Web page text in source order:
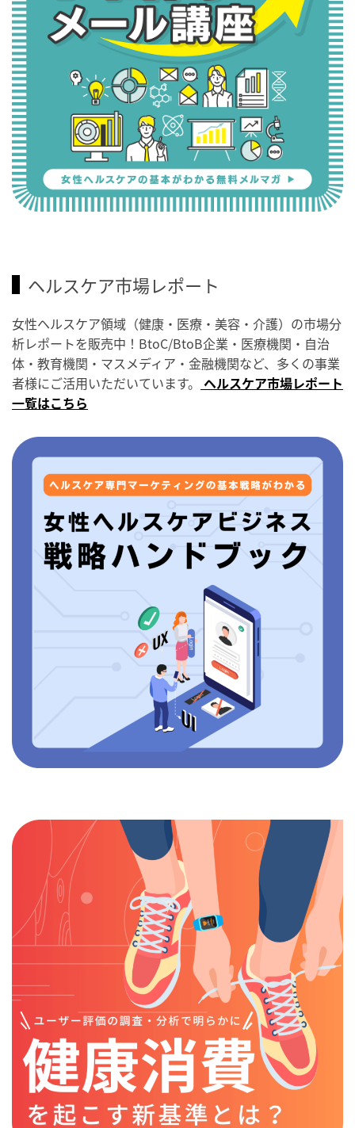
ヘルスケア市場レポート
女性ヘルスケア領域（健康・医療・美容・介護）の市場分
析レポートを販売中！BtoC/BtoB企業・医療機関・自治
体・教育機関・マスメディア・金融機関など、多くの事業
者様にご活用いただいています。 ヘルスケア市場レポート
一覧はこちら